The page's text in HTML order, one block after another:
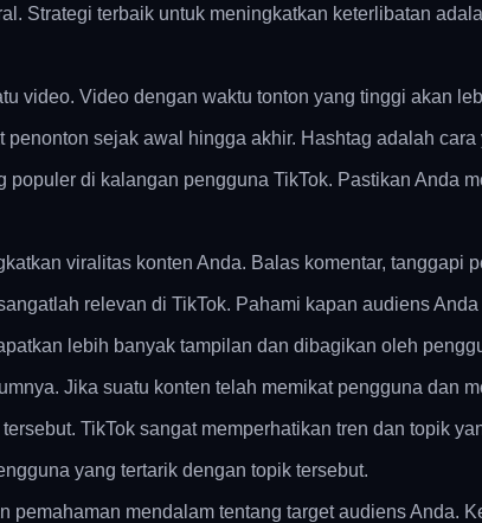
Strategi terbaik untuk meningkatkan keterlibatan
video. Video dengan waktu tonton yang tinggi akan
sejak awal hingga akhir. Hashtag adalah
di kalangan pengguna TikTok. Pastikan Anda
viralitas konten Anda. Balas komentar, tanggapi
relevan di TikTok. Pahami kapan audiens
lebih banyak tampilan dan dibagikan oleh
Jika suatu konten telah memikat pengguna dan
TikTok sangat memperhatikan tren dan topik
yang tertarik dengan topik tersebut.
mendalam tentang target audiens Anda.